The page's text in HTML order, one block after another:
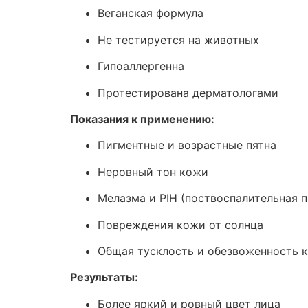
Веганская формула
Не тестируется на животных
Гипоаллергенна
Протестирована дерматологами
Показания к применению:
Пигментные и возрастные пятна
Неровный тон кожи
Мелазма и PIH (поствоспалительная
Повреждения кожи от солнца
Общая тусклость и обезвоженность
Результаты:
Более яркий и ровный цвет лица